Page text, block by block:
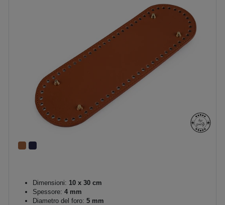
Dimensioni: 10 x 30 cm
Spessore: 4 mm
Diametro del foro: 5 mm